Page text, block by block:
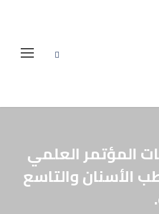
المؤتمر العلمي
الأسنان والتاسع